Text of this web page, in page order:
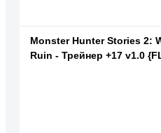
Monster Hunter Stories 2:
Ruin - Трейнер +17 v1.0